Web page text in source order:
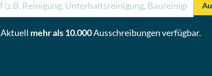
Aktuell mehr als 10.000Ausschreibungen verfügbar.